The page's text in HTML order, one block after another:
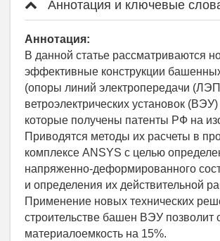
Аннотация и ключевые
Аннотация:
В данной статье рассматриваются
эффективные конструкции
(опоры линий электропередачи
ветроэлектрических установок (ВЭУ)
которые получены патенты РФ на
Приводятся методы их расчеты в
комплексе ANSYS c целью
напряженно-деформированного
и определения их действительной
Применение новых технических
строительстве башен ВЭУ позволит
материалоемкость на 15%.